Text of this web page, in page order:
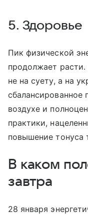
5. Здоровье
Пик физической
продолжает расти.
не на суету, а на
сбалансированное
воздухе и
практики,
повышение тонуса
В каком
завтра
28 января